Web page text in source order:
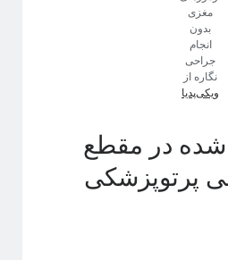
اجتماعی را مدل‌سازی کند؟
آمار
رشته
مغزی
بدون
انجام
جراحی
نگاره از
ویکی‌پدیا
شده در مقطع
پرتوپزشکی